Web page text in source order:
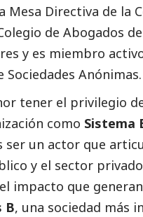
Mesa Directiva de la
de Abogados
y es miembro
Sociedades Anónimas.
tener el privilegio
como Sistema
ser un actor que
y el sector
impacto que
B, una sociedad más